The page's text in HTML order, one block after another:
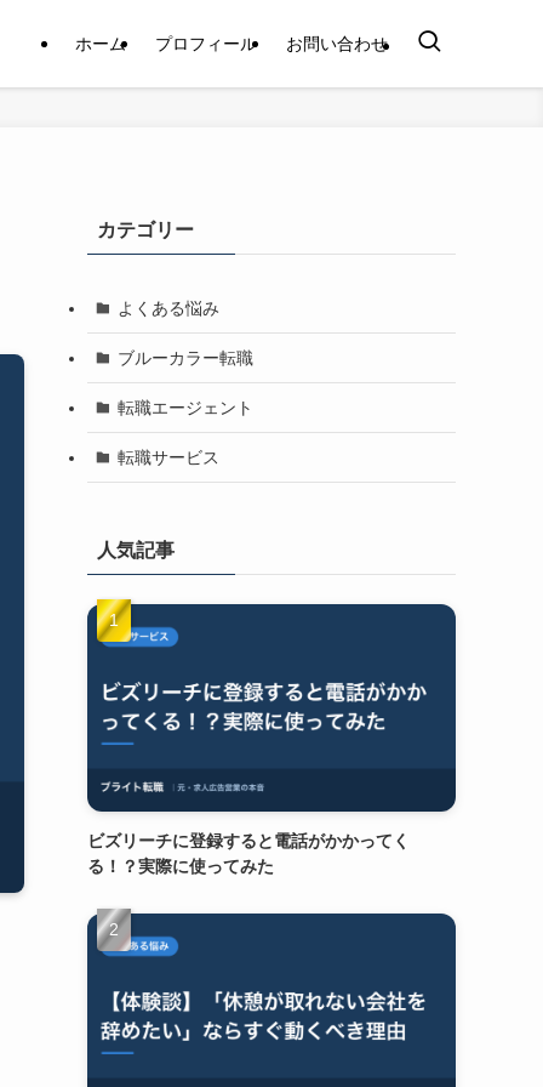
ホーム プロフィール お問い合わせ
カテゴリー
よくある悩み
ブルーカラー転職
転職エージェント
転職サービス
人気記事
ビズリーチに登録すると電話がかかってく
る！？実際に使ってみた